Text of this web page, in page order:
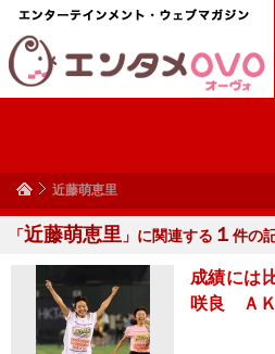
近藤萌恵里
「近藤萌恵里 」に関連する １ 件の
成績には
咲良 ＡＫ